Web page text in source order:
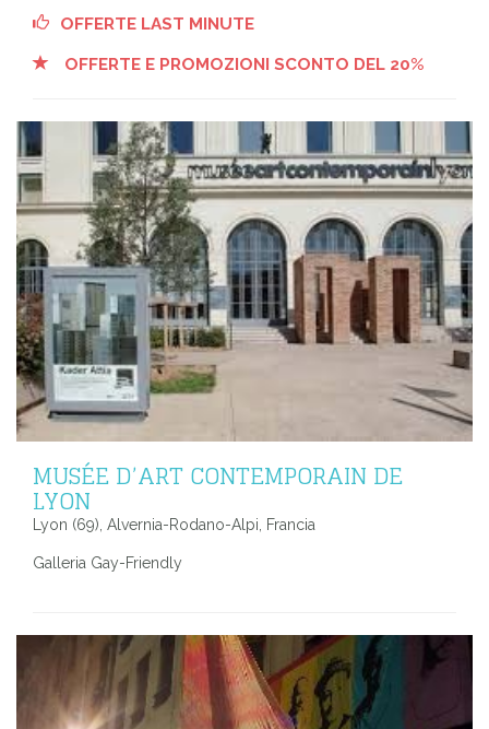
OFFERTE LAST MINUTE
OFFERTE E PROMOZIONI SCONTO DEL 20%
MUSÉE D’ART CONTEMPORAIN DE
LYON
Lyon (69), Alvernia-Rodano-Alpi, Francia
Galleria Gay-Friendly